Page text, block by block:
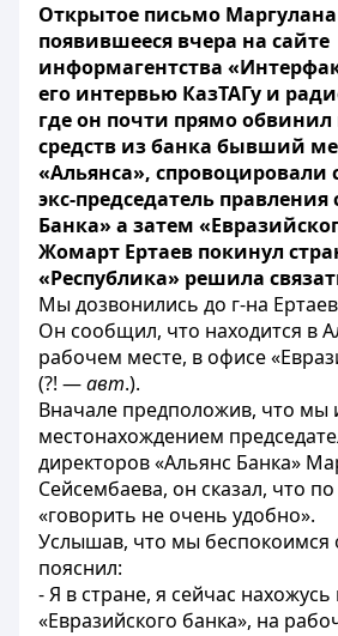
Открытое письмо
появившееся вчера на сайте
информагентства
его интервью КазТАГу и
где он почти прямо
средств из банка бывший
«Альянса», спровоцировали
экс-председатель правления
Банка» а затем
Жомарт Ертаев покинул
«Республика» решила
Мы дозвонились до г-на
Он сообщил, что находится в
рабочем месте, в офисе
(?! —авт.).
Вначале предположив, что мы
местонахождением
директоров «Альянс Банка»
Сейсембаева, он сказал, что
«говорить не очень удобно».
Услышав, что мы беспокоимся
пояснил:
- Я в стране, я сейчас
«Евразийского банка», на